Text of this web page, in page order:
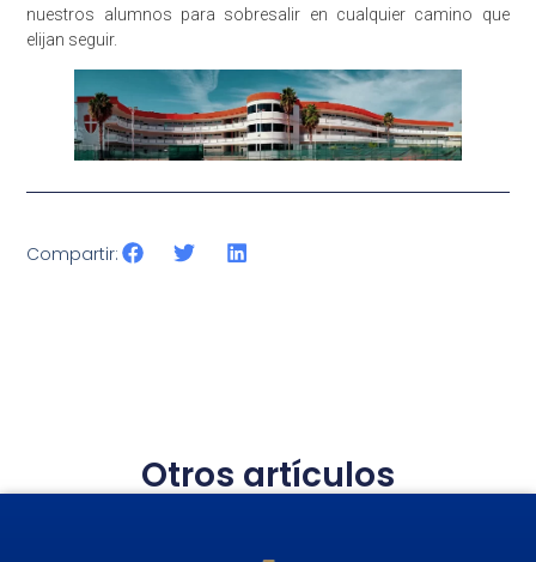
nuestros alumnos para sobresalir en cualquier camino que
elijan seguir.
Compartir:
Otros artículos